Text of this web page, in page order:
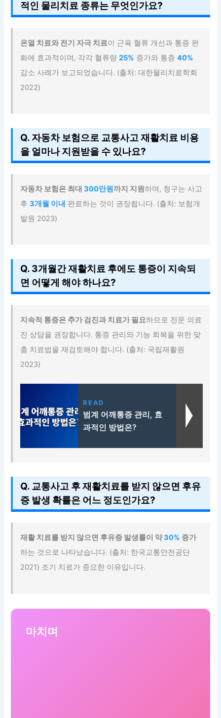
적인 물리치료 종류는 무엇인가요?
온열 치료와 전기 자극 치료이 근육 혈류 개선과 통증 완
화에 효과적이며, 각각 혈류량25% 증가와 통증40%
감소 사례가 보고되었습니다. (출처: 대한물리치료학회
2022)
Q. 자동차 보험으로 교통사고 재활치료 비용
을 얼마나 지원받을 수 있나요?
자동차 보험은 최대300만원까지 지원하며, 청구는 사고
후3개월 이내 완료하는 것이 권장됩니다. (출처: 보험개
발원 2023)
Q. 3개월간 재활치료 후에도 통증이 지속되
면 어떻게 해야 하나요?
지속적 통증은 추가 검진과 치료가 필요하므로 전문 의료
진 상담을 권장합니다. 통증 관리와 기능 회복을 위한 맞
춤 치료법을 재검토해야 합니다. (출처: 국립재활원
2023)
READ
범계 어깨통증 관리, 효
과적인 방법은?
Q. 교통사고 후 재활치료를 받지 않으면 후유
증 발생 확률은 어느 정도인가요?
재활 치료를 받지 않으면 후유증 발생률이 약30% 증가
하는 것으로 나타났습니다. (출처: 한국교통안전공단
2021) 조기 치료가 중요한 이유입니다.
마치며